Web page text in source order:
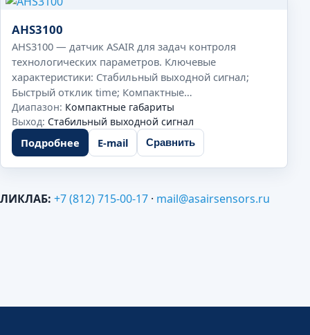
AHS3100
AHS3100 — датчик ASAIR для задач контроля
технологических параметров. Ключевые
характеристики: Стабильный выходной сигнал;
Быстрый отклик time; Компактные…
Диапазон: Компактные габариты
Выход: Стабильный выходной сигнал
Подробнее E-mail Сравнить
ЛИКЛАБ: +7 (812) 715-00-17 · mail@asairsensors.ru